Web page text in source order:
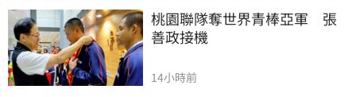
桃園聯隊奪世界青棒亞軍　張
善政接機
14小時前